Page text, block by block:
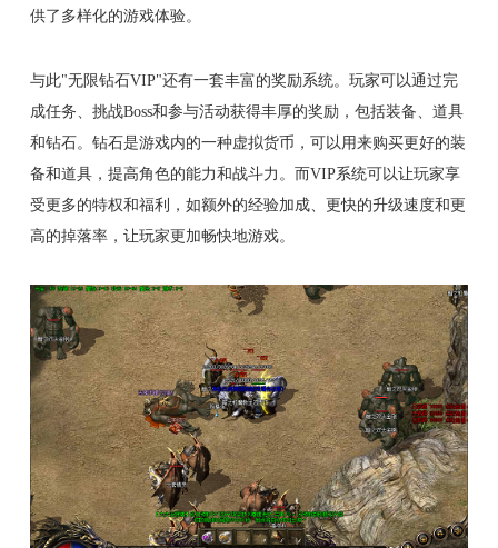
供了多样化的游戏体验。
与此"无限钻石VIP"还有一套丰富的奖励系统。玩家可以通过完
成任务、挑战Boss和参与活动获得丰厚的奖励，包括装备、道具
和钻石。钻石是游戏内的一种虚拟货币，可以用来购买更好的装
备和道具，提高角色的能力和战斗力。而VIP系统可以让玩家享
受更多的特权和福利，如额外的经验加成、更快的升级速度和更
高的掉落率，让玩家更加畅快地游戏。